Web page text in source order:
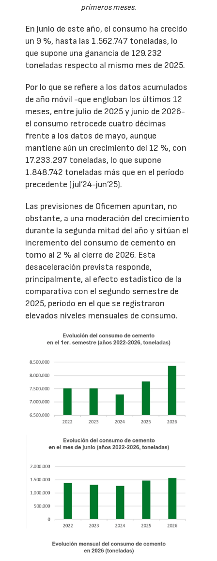
primeros meses.
En junio de este año, el consumo ha crecido
un 9 %, hasta las 1.562.747 toneladas, lo
que supone una ganancia de 129.232
toneladas respecto al mismo mes de 2025.
Por lo que se refiere a los datos acumulados
de año móvil -que engloban los últimos 12
meses, entre julio de 2025 y junio de 2026-
el consumo retrocede cuatro décimas
frente a los datos de mayo, aunque
mantiene aún un crecimiento del 12 %, con
17.233.297 toneladas, lo que supone
1.848.742 toneladas más que en el período
precedente (jul’24-jun’25).
Las previsiones de Oficemen apuntan, no
obstante, a una moderación del crecimiento
durante la segunda mitad del año y sitúan el
incremento del consumo de cemento en
torno al 2 % al cierre de 2026. Esta
desaceleración prevista responde,
principalmente, al efecto estadístico de la
comparativa con el segundo semestre de
2025, período en el que se registraron
elevados niveles mensuales de consumo.